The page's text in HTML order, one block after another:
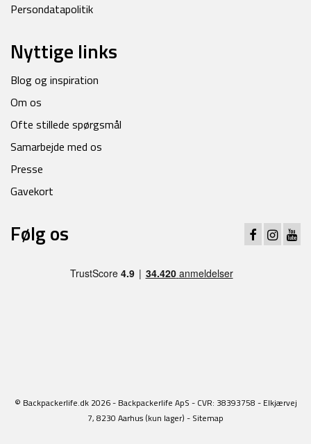
Persondatapolitik
Nyttige links
Blog og inspiration
Om os
Ofte stillede spørgsmål
Samarbejde med os
Presse
Gavekort
Følg os
© Backpackerlife.dk 2026 - Backpackerlife ApS - CVR: 38393758 - Elkjærvej
7, 8230 Aarhus (kun lager) - Sitemap